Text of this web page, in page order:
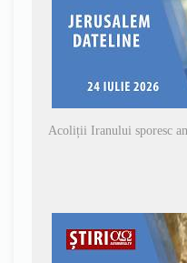
Acoliții Iranului sporesc